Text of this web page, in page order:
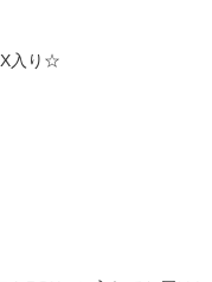
入り☆